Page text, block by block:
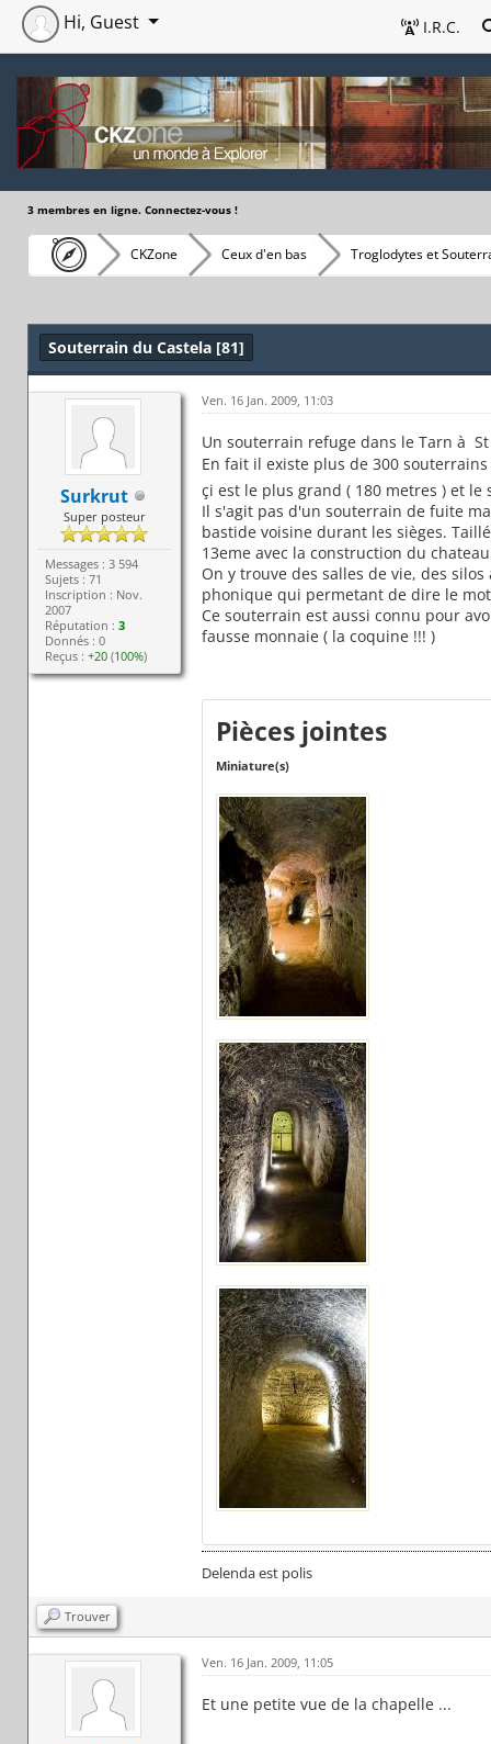
I.R.C.
Hi, Guest
3 membres en ligne. Connectez-vous !
CKZone Ceux d'en bas Troglodytes et
Souterrain du Castela [81]
Surkrut
Super posteur
Messages : 3 594
Sujets : 71
Inscription : Nov.
2007
Réputation :3
Donnés : 0
Reçus :+20 (100%)
Ven. 16 Jan. 2009, 11:03
Un souterrain refuge dans le Tarn à
En fait il existe plus de 300
çi est le plus grand ( 180 metres ) et
Il s'agit pas d'un souterrain de fuite
bastide voisine durant les sièges.
13eme avec la construction du
On y trouve des salles de vie, des
phonique qui permetant de dire le
Ce souterrain est aussi connu pour
fausse monnaie ( la coquine !!! )
Pièces jointes
Miniature(s)
Delenda est polis
Trouver
Ven. 16 Jan. 2009, 11:05
Et une petite vue de la chapelle ...